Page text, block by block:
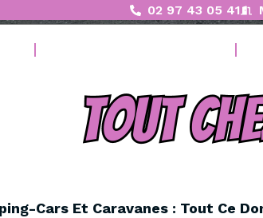
02 97 43 05 41
Cars Et Caravanes : Tout Ce